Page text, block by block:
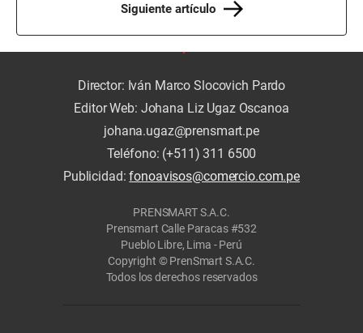
Siguiente artículo
Director: Iván Marco Slocovich Pardo
Editor Web: Johana Liz Ugaz Oscanoa
johana.ugaz@prensmart.pe
Teléfono: (+511) 311 6500
Publicidad:fonoavisos@comercio.com.pe
PRENSMART S.A.C.
Prensmart Calle Paracas #532
Pueblo Libre, Lima - Perú
Copyright © PrenSmart S.A.C.
Todos los derechos reservados